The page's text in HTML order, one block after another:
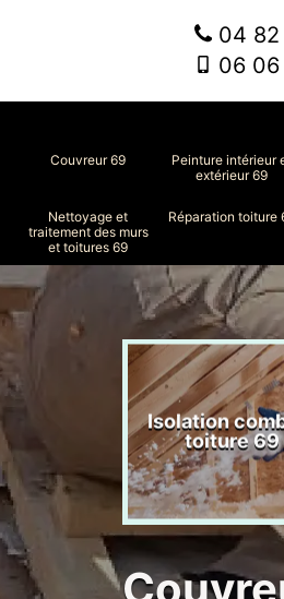
04
06
Couvreur 69
Peinture intérieur
extérieur 69
Nettoyage et
traitement des murs
et toitures 69
Réparation toiture
de
69
Isolation
toiture 69